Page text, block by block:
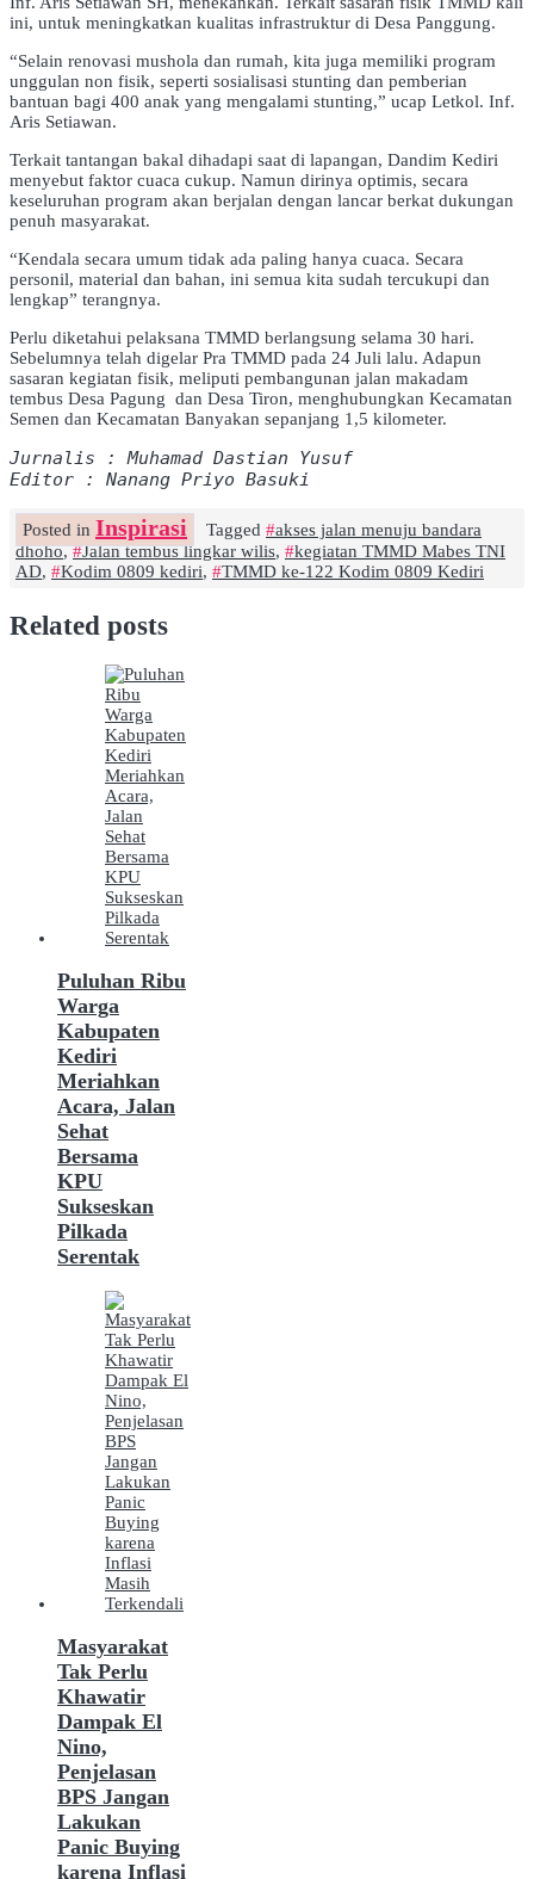
ini, untuk meningkatkan kualitas infrastruktur di Desa Panggung.
“Selain renovasi mushola dan rumah, kita juga memiliki program
unggulan non fisik, seperti sosialisasi stunting dan pemberian
bantuan bagi 400 anak yang mengalami stunting,” ucap Letkol. Inf.
Aris Setiawan.
Terkait tantangan bakal dihadapi saat di lapangan, Dandim Kediri
menyebut faktor cuaca cukup. Namun dirinya optimis, secara
keseluruhan program akan berjalan dengan lancar berkat dukungan
penuh masyarakat.
“Kendala secara umum tidak ada paling hanya cuaca. Secara
personil, material dan bahan, ini semua kita sudah tercukupi dan
lengkap” terangnya.
Perlu diketahui pelaksana TMMD berlangsung selama 30 hari.
Sebelumnya telah digelar Pra TMMD pada 24 Juli lalu. Adapun
sasaran kegiatan fisik, meliputi pembangunan jalan makadam
tembus Desa Pagung dan Desa Tiron, menghubungkan Kecamatan
Semen dan Kecamatan Banyakan sepanjang 1,5 kilometer.
Jurnalis : Muhamad Dastian Yusuf
Editor : Nanang Priyo Basuki
Posted in Inspirasi Tagged
akses jalan menuju bandara
dhoho, Jalan tembus lingkar wilis,
kegiatan TMMD Mabes TNI
AD, Kodim 0809 kediri, TMMD ke-122 Kodim 0809 Kediri
Related posts
Puluhan Ribu
Warga
Kabupaten
Kediri
Meriahkan
Acara, Jalan
Sehat
Bersama
KPU
Sukseskan
Pilkada
Serentak
Masyarakat
Tak Perlu
Khawatir
Dampak El
Nino,
Penjelasan
BPS Jangan
Lakukan
Panic Buying
karena Inflasi